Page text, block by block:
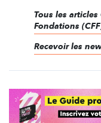
Tous les articles
Fondations
Recevoir les